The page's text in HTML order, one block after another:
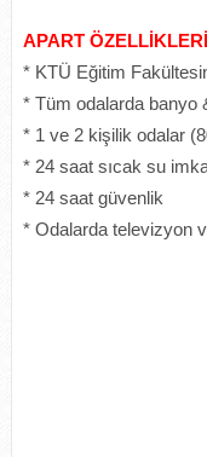
APART ÖZELLİKLERİ
* KTÜ Eğitim
* Tüm odalarda banyo
* 1 ve 2 kişilik odalar
* 24 saat sıcak su
* 24 saat güvenlik
* Odalarda televizyon